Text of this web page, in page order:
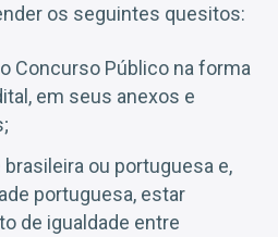
os seguintes quesitos:
Concurso Público na forma
em seus anexos e
ou portuguesa e,
portuguesa, estar
de igualdade entre